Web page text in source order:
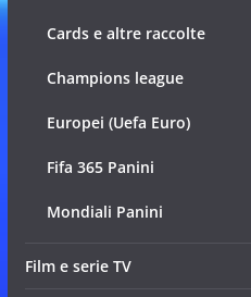
Cards e altre raccolte
Champions league
Europei (Uefa Euro)
Fifa 365 Panini
Mondiali Panini
Film e serie TV